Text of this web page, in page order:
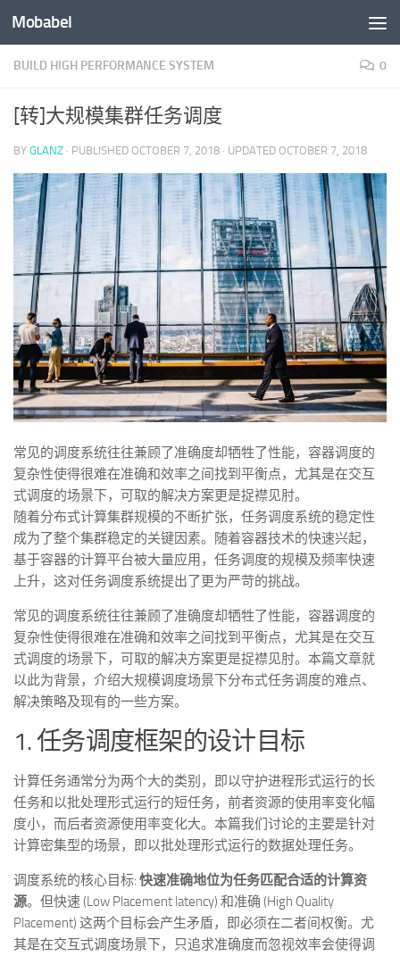
Skip to content
Mobabel
BUILD HIGH PERFORMANCE SYSTEM 0
[转]大规模集群任务调度
BY GLANZ · PUBLISHED OCTOBER 7, 2018 · UPDATED OCTOBER 7, 2018
常见的调度系统往往兼顾了准确度却牺牲了性能，容器调度的
复杂性使得很难在准确和效率之间找到平衡点，尤其是在交互
式调度的场景下，可取的解决方案更是捉襟见肘。
随着分布式计算集群规模的不断扩张，任务调度系统的稳定性
成为了整个集群稳定的关键因素。随着容器技术的快速兴起，
基于容器的计算平台被大量应用，任务调度的规模及频率快速
上升，这对任务调度系统提出了更为严苛的挑战。
常见的调度系统往往兼顾了准确度却牺牲了性能，容器调度的
复杂性使得很难在准确和效率之间找到平衡点，尤其是在交互
式调度的场景下，可取的解决方案更是捉襟见肘。本篇文章就
以此为背景，介绍大规模调度场景下分布式任务调度的难点、
解决策略及现有的一些方案。
1. 任务调度框架的设计目标
计算任务通常分为两个大的类别，即以守护进程形式运行的长
任务和以批处理形式运行的短任务，前者资源的使用率变化幅
度小，而后者资源使用率变化大。本篇我们讨论的主要是针对
计算密集型的场景，即以批处理形式运行的数据处理任务。
调度系统的核心目标: 快速准确地位为任务匹配合适的计算资
源。但快速 (Low Placement latency) 和准确 (High Quality
Placement) 这两个目标会产生矛盾，即必须在二者间权衡。尤
其是在交互式调度场景下，只追求准确度而忽视效率会使得调